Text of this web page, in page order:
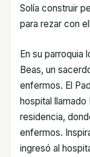
Solía construir
para rezar con
En su parroquia
Beas, un
enfermos. El
hospital llamado
residencia,
enfermos.
ingresó al